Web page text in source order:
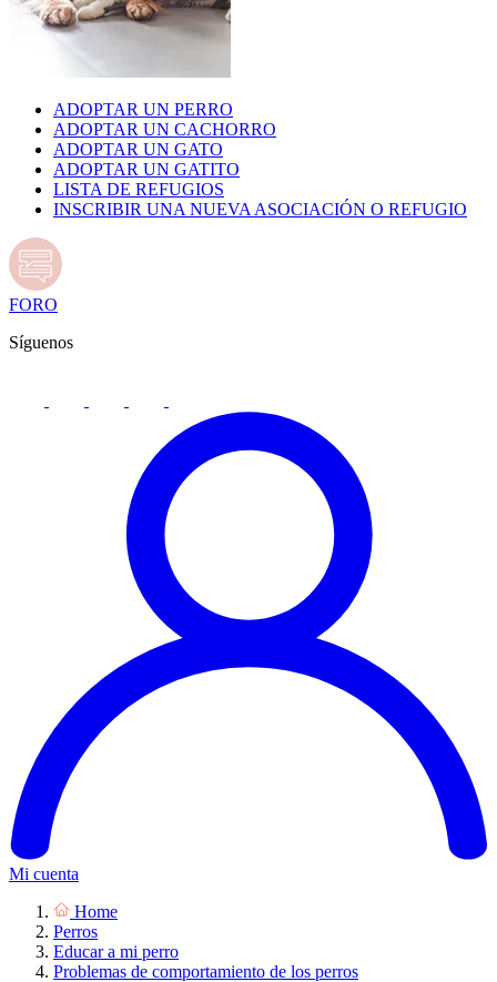
ADOPTAR UN PERRO
ADOPTAR UN CACHORRO
ADOPTAR UN GATO
ADOPTAR UN GATITO
LISTA DE REFUGIOS
INSCRIBIR UNA NUEVA ASOCIACIÓN O REFUGIO
FORO
Síguenos
Mi cuenta
Home
Perros
Educar a mi perro
Problemas de comportamiento de los perros